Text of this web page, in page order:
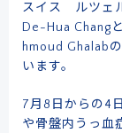
スイス ルツェ
De-Hua Chang
hmoud Ghalab
います。
7月8日からの4
や骨盤内うっ血